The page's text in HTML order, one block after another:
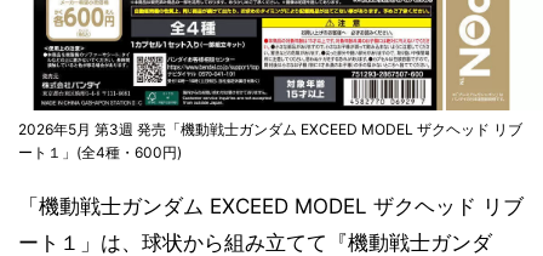
2026年5月 第3週 発売「機動戦士ガンダム EXCEED MODEL ザクヘッド リブ
ート１」(全4種・600円)
「機動戦士ガンダム EXCEED MODEL ザクヘッド リブ
ート１」は、球状から組み立てて『機動戦士ガンダ